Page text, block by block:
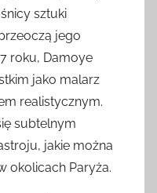
sztuki
jego
roku, Damoye
jako malarz
realistycznym.
subtelnym
jakie można
okolicach Paryża.